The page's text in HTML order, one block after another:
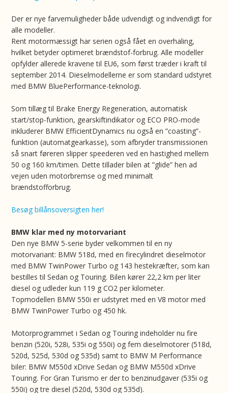
Der er nye farvemuligheder både udvendigt og indvendigt for
alle modeller.
Rent motormæssigt har serien også fået en overhaling,
hvilket betyder optimeret brændstof-forbrug. Alle modeller
opfylder allerede kravene til EU6, som først træder i kraft til
september 2014. Dieselmodellerne er som standard udstyret
med BMW BluePerformance-teknologi.
Som tillæg til Brake Energy Regeneration, automatisk
start/stop-funktion, gearskiftindikator og ECO PRO-mode
inkluderer BMW EfficientDynamics nu også en ”coasting”-
funktion (automatgearkasse), som afbryder transmissionen
så snart føreren slipper speederen ved en hastighed mellem
50 og 160 km/timen. Dette tillader bilen at ”glide” hen ad
vejen uden motorbremse og med minimalt
brændstofforbrug.
Besøg billånsoversigten her!
BMW klar med ny motorvariant
Den nye BMW 5-serie byder velkommen til en ny
motorvariant: BMW 518d, med en firecylindret dieselmotor
med BMW TwinPower Turbo og 143 hestekræfter, som kan
bestilles til Sedan og Touring. Bilen kører 22,2 km per liter
diesel og udleder kun 119 g CO2 per kilometer.
Topmodellen BMW 550i er udstyret med en V8 motor med
BMW TwinPower Turbo og 450 hk.
Motorprogrammet i Sedan og Touring indeholder nu fire
benzin (520i, 528i, 535i og 550i) og fem dieselmotorer (518d,
520d, 525d, 530d og 535d) samt to BMW M Performance
biler: BMW M550d xDrive Sedan og BMW M550d xDrive
Touring. For Gran Turismo er der to benzinudgaver (535i og
550i) og tre diesel (520d, 530d og 535d).